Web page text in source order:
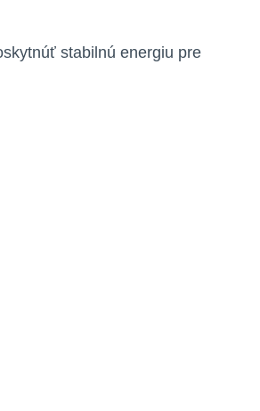
stabilnú energiu pre